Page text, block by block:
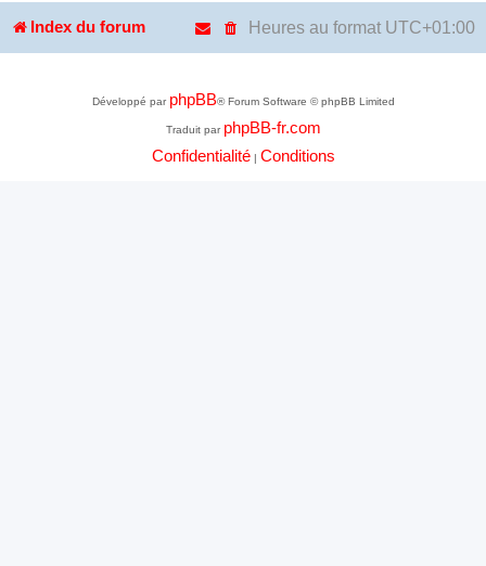
Index du forum Heures au format UTC+01:00
Développé par phpBB® Forum Software © phpBB Limited
Traduit par phpBB-fr.com
Confidentialité| Conditions